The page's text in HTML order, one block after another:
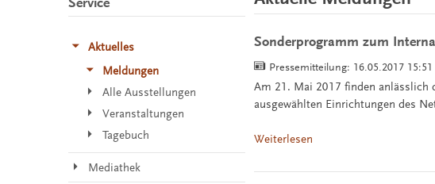
Sonderprogramm zum
Pressemitteilung: 16.05.2017 15:51
Am 21. Mai 2017 finden anlässlich
ausgewählten Einrichtungen des
Weiterlesen
Aktuelles
Meldungen
Alle Ausstellungen
Veranstaltungen
Tagebuch
Mediathek